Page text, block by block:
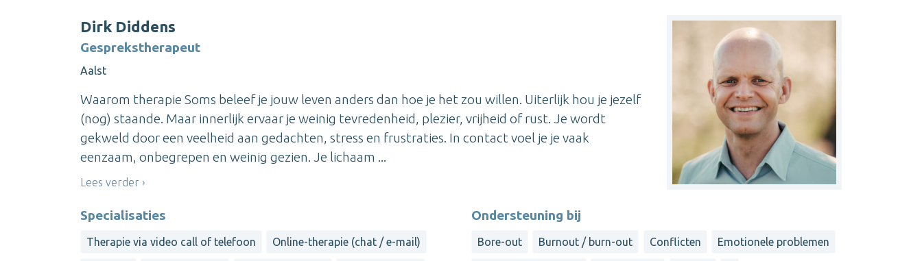
Dirk Diddens
Gesprekstherapeut
Aalst
Waarom therapie Soms beleef je jouw leven anders dan hoe je het zou willen. Uiterlijk hou je jezelf
(nog) staande. Maar innerlijk ervaar je weinig tevredenheid, plezier, vrijheid of rust. Je wordt
gekweld door een veelheid aan gedachten, stress en frustraties. In contact voel je je vaak
eenzaam, onbegrepen en weinig gezien. Je lichaam ...
Lees verder
Specialisaties
Therapie via video call of telefoon Online-therapie (chat / e-mail)
Ondersteuning bij
Bore-out Burnout / burn-out Conflicten Emotionele problemen